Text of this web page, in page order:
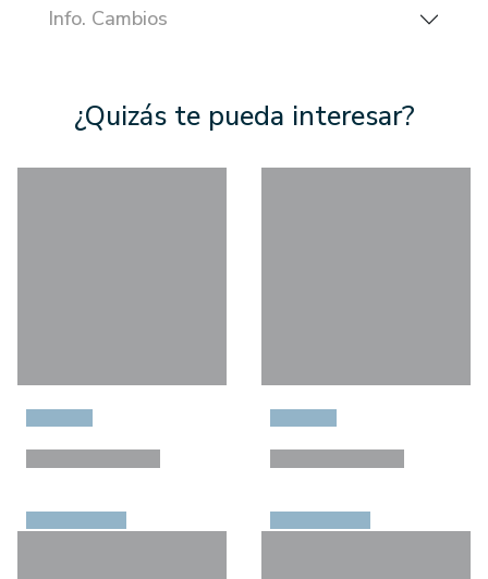
Info. Cambios
¿Quizás te pueda interesar?